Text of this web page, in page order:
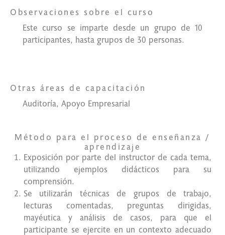
Observaciones sobre el curso
Este curso se imparte desde un grupo de 10
participantes, hasta grupos de 30 personas.
Otras áreas de capacitación
Auditoría, Apoyo Empresarial
Método para el proceso de enseñanza /
aprendizaje
Exposición por parte del instructor de cada tema,
utilizando ejemplos didácticos para su
comprensión.
Se utilizarán técnicas de grupos de trabajo,
lecturas comentadas, preguntas dirigidas,
mayéutica y análisis de casos, para que el
participante se ejercite en un contexto adecuado